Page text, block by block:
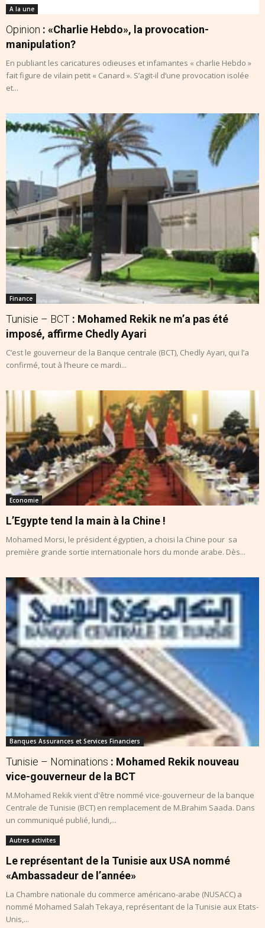
A la une
Opinion : «Charlie Hebdo», la provocation-
manipulation?
En publiant les caricatures odieuses et infamantes « charlie Hebdo »
fait figure de vilain petit « Canard ». S’agit-il d’une provocation isolée
et...
Finance
Tunisie – BCT : Mohamed Rekik ne m’a pas été
imposé, affirme Chedly Ayari
C’est le gouverneur de la Banque centrale (BCT), Chedly Ayari, qui l’a
confirmé, tout à l’heure ce mardi...
Economie
L’Egypte tend la main à la Chine !
Mohamed Morsi, le président égyptien, a choisi la Chine pour sa
première grande sortie internationale hors du monde arabe. Dès...
Banques Assurances et Services Financiers
Tunisie – Nominations : Mohamed Rekik nouveau
vice-gouverneur de la BCT
M.Mohamed Rekik vient d'être nommé vice-gouverneur de la banque
Centrale de Tunisie (BCT) en remplacement de M.Brahim Saada. Dans
un communiqué publié, lundi,...
Autres activites
Le représentant de la Tunisie aux USA nommé
«Ambassadeur de l’année»
La Chambre nationale du commerce américano-arabe (NUSACC) a
nommé Mohamed Salah Tekaya, représentant de la Tunisie aux Etats-
Unis,...